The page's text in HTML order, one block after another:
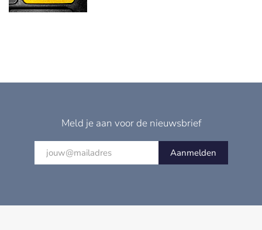
Meld je aan voor de nieuwsbrief
Aanmelden